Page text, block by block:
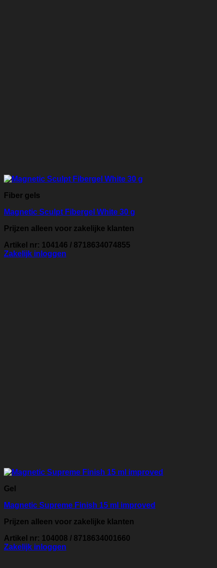
Fiber gels
Magnetic Sculpt Fibergel White 30 g
Prijzen alleen voor zakelijke klanten
Artikel nr: 104146 / 8718634074855
Zakelijk inloggen
Gel
Magnetic Supreme Finish 15 ml improved
Prijzen alleen voor zakelijke klanten
Artikel nr: 104008 / 8718634001660
Zakelijk inloggen